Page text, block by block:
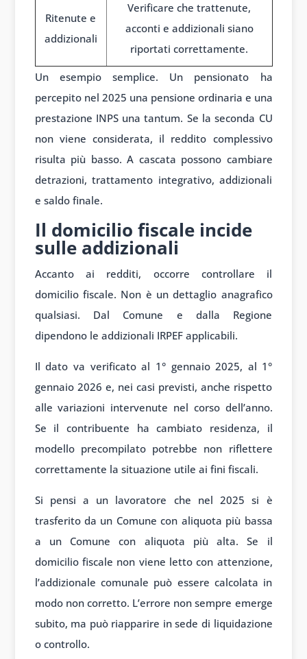
Ritenute e
addizionali
Verificare che trattenute,
acconti e addizionali siano
riportati correttamente.
Un esempio semplice. Un pensionato ha
percepito nel 2025 una pensione ordinaria e una
prestazione INPS una tantum. Se la seconda CU
non viene considerata, il reddito complessivo
risulta più basso. A cascata possono cambiare
detrazioni, trattamento integrativo, addizionali
e saldo finale.
Il domicilio fiscale incide
sulle addizionali
Accanto ai redditi, occorre controllare il
domicilio fiscale. Non è un dettaglio anagrafico
qualsiasi. Dal Comune e dalla Regione
dipendono le addizionali IRPEF applicabili.
Il dato va verificato al 1° gennaio 2025, al 1°
gennaio 2026 e, nei casi previsti, anche rispetto
alle variazioni intervenute nel corso dell’anno.
Se il contribuente ha cambiato residenza, il
modello precompilato potrebbe non riflettere
correttamente la situazione utile ai fini fiscali.
Si pensi a un lavoratore che nel 2025 si è
trasferito da un Comune con aliquota più bassa
a un Comune con aliquota più alta. Se il
domicilio fiscale non viene letto con attenzione,
l’addizionale comunale può essere calcolata in
modo non corretto. L’errore non sempre emerge
subito, ma può riapparire in sede di liquidazione
o controllo.